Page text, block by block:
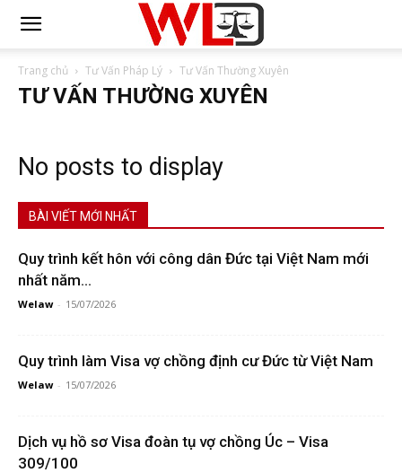
Trang chủ Tư Vấn Pháp Lý Tư Vấn Thường Xuyên
TƯ VẤN THƯỜNG XUYÊN
No posts to display
BÀI VIẾT MỚI NHẤT
Quy trình kết hôn với công dân Đức tại Việt Nam mới
nhất năm...
Welaw - 15/07/2026
Quy trình làm Visa vợ chồng định cư Đức từ Việt Nam
Welaw - 15/07/2026
Dịch vụ hồ sơ Visa đoàn tụ vợ chồng Úc – Visa
309/100